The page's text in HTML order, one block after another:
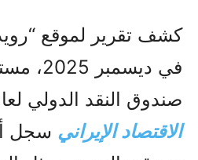
في
صندوق النقد الدولي لعام 2025،
الاقتصاد الإيراني سجل